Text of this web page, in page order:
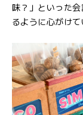
味？」といった
るように心がけて